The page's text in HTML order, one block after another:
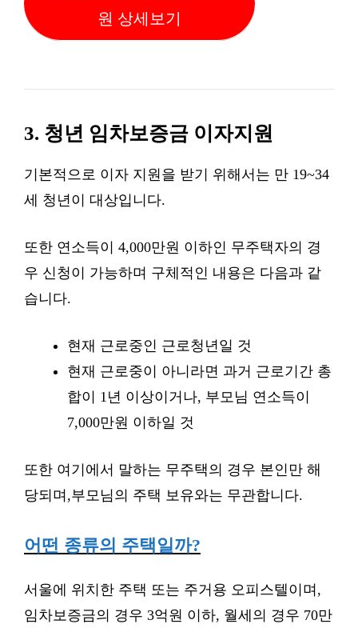
원 상세보기
3. 청년 임차보증금 이자지원
기본적으로 이자 지원을 받기 위해서는 만 19~34
세 청년이 대상입니다.
또한 연소득이 4,000만원 이하인 무주택자의 경
우 신청이 가능하며 구체적인 내용은 다음과 같
습니다.
현재 근로중인 근로청년일 것
현재 근로중이 아니라면 과거 근로기간 총
합이 1년 이상이거나, 부모님 연소득이
7,000만원 이하일 것
또한 여기에서 말하는 무주택의 경우 본인만 해
당되며,부모님의 주택 보유와는 무관합니다.
어떤 종류의 주택일까?
서울에 위치한 주택 또는 주거용 오피스텔이며,
임차보증금의 경우 3억원 이하, 월세의 경우 70만